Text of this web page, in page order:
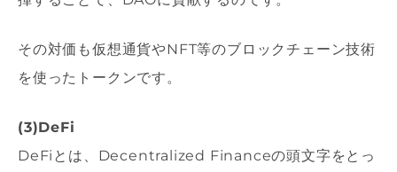
その対価も仮想通貨やNFT等のブロックチェーン技術
を使ったトークンです。
(3)DeFi
DeFiとは、Decentralized Financeの頭文字をとっ